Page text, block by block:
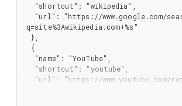
q=site%3Awikipedia.com+%s"